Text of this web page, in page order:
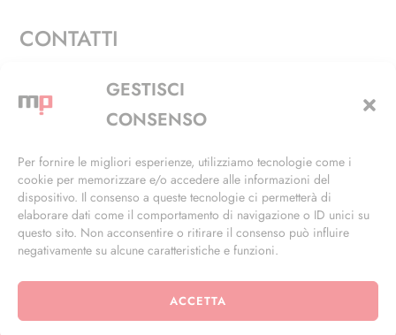
GESTISCI
CONSENSO
Per fornire le migliori esperienze, utilizziamo tecnologie come i
cookie per memorizzare e/o accedere alle informazioni del
dispositivo. Il consenso a queste tecnologie ci permetterà di
elaborare dati come il comportamento di navigazione o ID unici su
questo sito. Non acconsentire o ritirare il consenso può influire
negativamente su alcune caratteristiche e funzioni.
ACCETTA
CONTATTI
Via Alfieri, 27 - Trezzano Sul Naviglio (MI)
+39 02 4846 3155
info@masterphil.it